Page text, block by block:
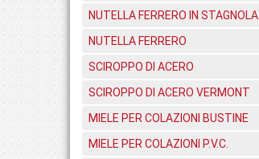
NUTELLA FERRERO IN STAGNOLA
NUTELLA FERRERO
SCIROPPO DI ACERO
SCIROPPO DI ACERO VERMONT
MIELE PER COLAZIONI BUSTINE
MIELE PER COLAZIONI P.V.C.